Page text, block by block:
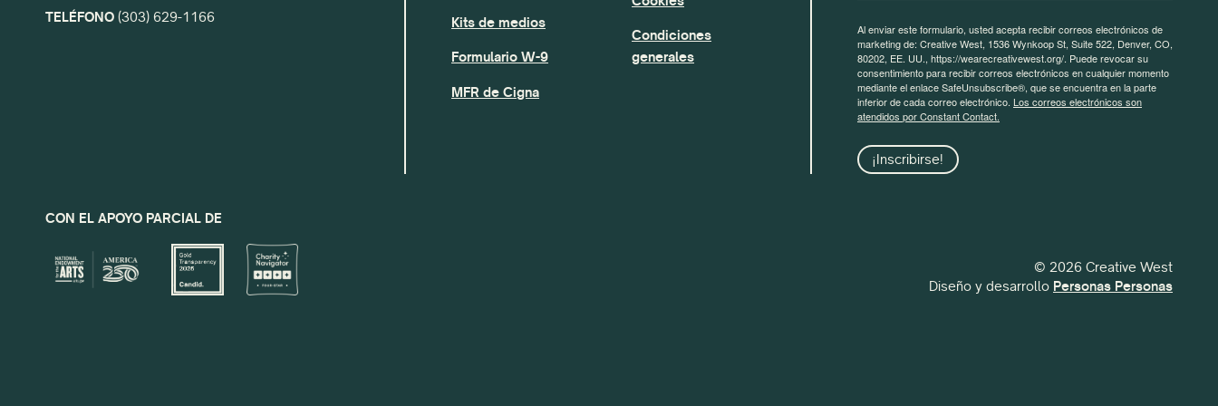
TELÉFONO (303) 629-1166 Kits de medios
Formulario W-9
MFR de Cigna
Condiciones
generales
Al enviar este formulario, usted acepta recibir correos electrónicos de
marketing de: Creative West, 1536 Wynkoop St, Suite 522, Denver, CO,
80202, EE. UU., https://wearecreativewest.org/. Puede revocar su
consentimiento para recibir correos electrónicos en cualquier momento
mediante el enlace SafeUnsubscribe®, que se encuentra en la parte
inferior de cada correo electrónico. Los correos electrónicos son
atendidos por Constant Contact.
¡Inscribirse!
CON EL APOYO PARCIAL DE
© 2026 Creative West
Diseño y desarrollo Personas Personas